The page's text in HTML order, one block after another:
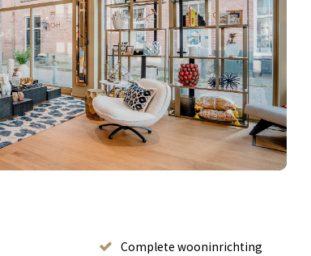
Complete wooninrichting